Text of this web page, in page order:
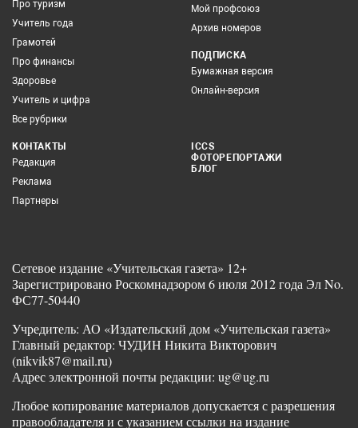
Про туризм
Учитель года
Грамотей
Про финансы
Здоровье
Учитель и цифра
Все рубрики
Мой профсоюз
Архив номеров
ПОДПИСКА
Бумажная версия
Онлайн-версия
КОНТАКТЫ
Редакция
Реклама
Партнеры
ICCS
ФОТОРЕПОРТАЖИ
БЛОГ
Сетевое издание «Учительская газета» 12+
Зарегистрировано Роскомнадзором 6 июля 2012 года Эл No.
ФС77-50440
Учредитель: АО «Издательский дом «Учительская газета»
Главный редактор: ЧУДИН Никита Викторович
(nikvik87@mail.ru)
Адрес электронной почты редакции: ug@ug.ru
Любое копирование материалов допускается с разрешения
правообладателя и с указанием ссылки на издание